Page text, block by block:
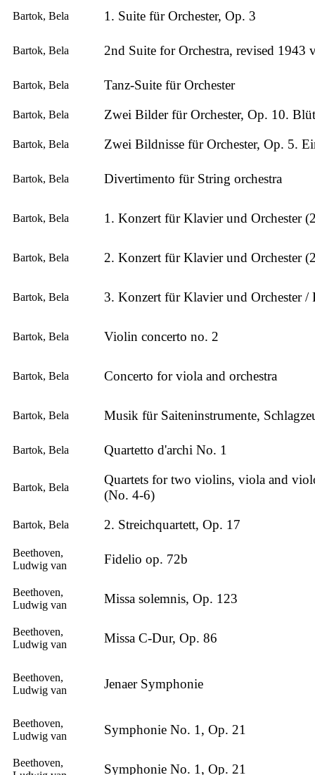
Bartok, Bela 1. Suite für Orchester, Op. 3
Bartok, Bela 2nd Suite for Orchestra, revised 1943
Bartok, Bela Tanz-Suite für Orchester
Bartok, Bela Zwei Bilder für Orchester, Op. 10.
Bartok, Bela Zwei Bildnisse für Orchester, Op. 5.
Bartok, Bela Divertimento für String orchestra
Bartok, Bela 1. Konzert für Klavier und Orchester
Bartok, Bela 2. Konzert für Klavier und Orchester
Bartok, Bela 3. Konzert für Klavier und Orchester /
Bartok, Bela Violin concerto no. 2
Bartok, Bela Concerto for viola and orchestra
Bartok, Bela Musik für Saiteninstrumente,
Bartok, Bela Quartetto d'archi No. 1
Bartok, Bela
Quartets for two violins, viola and
(No. 4-6)
Bartok, Bela 2. Streichquartett, Op. 17
Beethoven,
Ludwig van
Fidelio op. 72b
Beethoven,
Ludwig van
Missa solemnis, Op. 123
Beethoven,
Ludwig van
Missa C-Dur, Op. 86
Beethoven,
Ludwig van
Jenaer Symphonie
Beethoven,
Ludwig van
Symphonie No. 1, Op. 21
Beethoven,
Symphonie No. 1, Op. 21